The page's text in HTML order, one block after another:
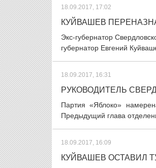
18.09.2017, 17:02
КУЙВАШЕВ
Экс-губернатор
губернатор Евгений
18.09.2017, 16:31
РУКОВОДИТЕЛЬ
Партия «Яблоко»
Предыдущий глава
18.09.2017, 16:09
КУЙВАШЕВ ОСТАВИЛ